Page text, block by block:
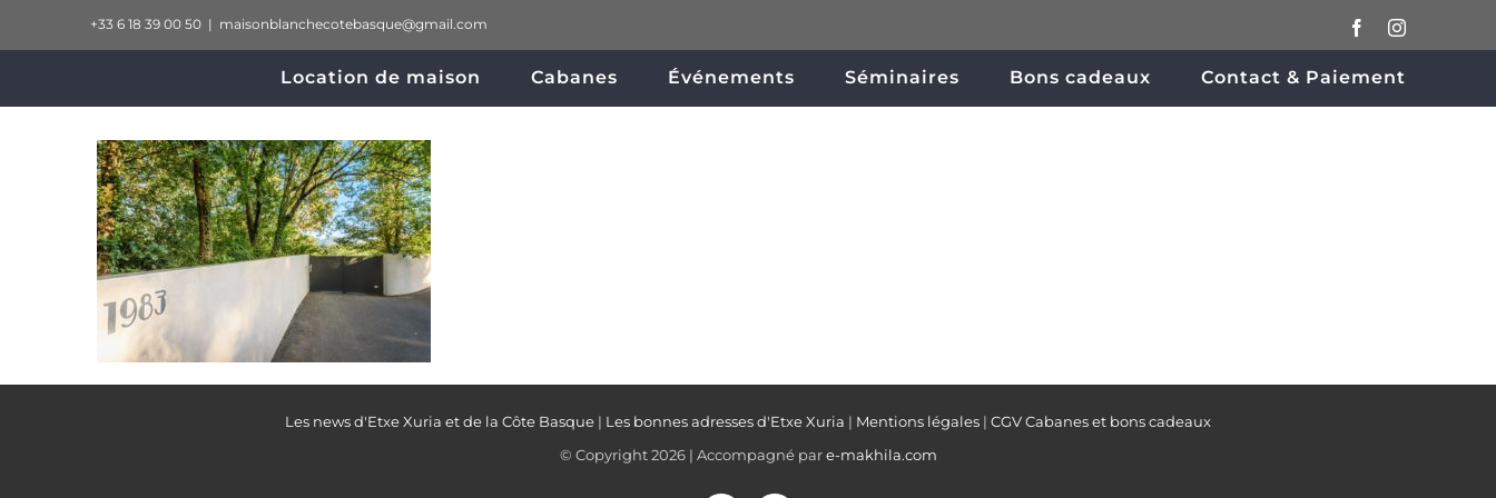
au
+33 6 18 39 00 50 | maisonblanchecotebasque@gmail.com FacebookInstagram
Location de maison Cabanes Événements Séminaires Bons cadeaux Contact & Paiement
Les news d'Etxe Xuria et de la Côte Basque | Les bonnes adresses d'Etxe Xuria | Mentions légales | CGV Cabanes et bons cadeaux
© Copyright2026 | Accompagné pare-makhila.com